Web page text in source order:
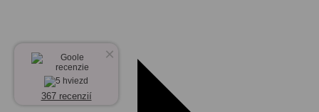
×
367 recenzií